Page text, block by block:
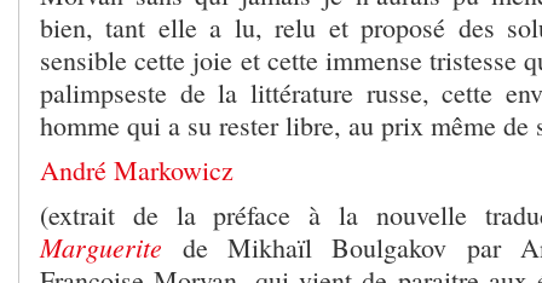
bien, tant elle a lu, relu et proposé des
sensible cette joie et cette immense tristesse
palimpseste de la littérature russe, cette
homme qui a su rester libre, au prix même de
André Markowicz
(extrait de la préface à la nouvelle
Marguerite de Mikhaïl Boulgakov par